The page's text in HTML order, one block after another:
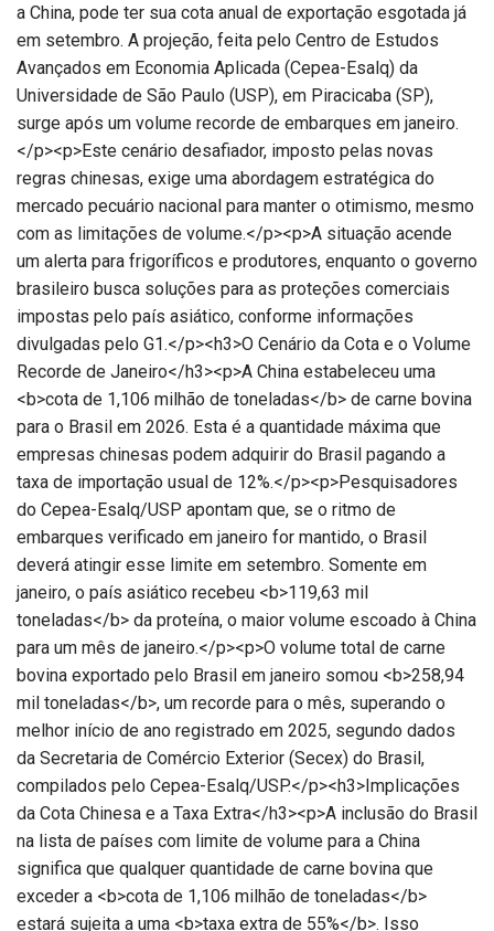
a China, pode ter sua cota anual de exportação esgotada já
em setembro. A projeção, feita pelo Centro de Estudos
Avançados em Economia Aplicada (Cepea-Esalq) da
Universidade de São Paulo (USP), em Piracicaba (SP),
surge após um volume recorde de embarques em janeiro.
</p><p>Este cenário desafiador, imposto pelas novas
regras chinesas, exige uma abordagem estratégica do
mercado pecuário nacional para manter o otimismo, mesmo
com as limitações de volume.</p><p>A situação acende
um alerta para frigoríficos e produtores, enquanto o governo
brasileiro busca soluções para as proteções comerciais
impostas pelo país asiático, conforme informações
divulgadas pelo G1.</p><h3>O Cenário da Cota e o Volume
Recorde de Janeiro</h3><p>A China estabeleceu uma
<b>cota de 1,106 milhão de toneladas</b> de carne bovina
para o Brasil em 2026. Esta é a quantidade máxima que
empresas chinesas podem adquirir do Brasil pagando a
taxa de importação usual de 12%.</p><p>Pesquisadores
do Cepea-Esalq/USP apontam que, se o ritmo de
embarques verificado em janeiro for mantido, o Brasil
deverá atingir esse limite em setembro. Somente em
janeiro, o país asiático recebeu <b>119,63 mil
toneladas</b> da proteína, o maior volume escoado à China
para um mês de janeiro.</p><p>O volume total de carne
bovina exportado pelo Brasil em janeiro somou <b>258,94
mil toneladas</b>, um recorde para o mês, superando o
melhor início de ano registrado em 2025, segundo dados
da Secretaria de Comércio Exterior (Secex) do Brasil,
compilados pelo Cepea-Esalq/USP.</p><h3>Implicações
da Cota Chinesa e a Taxa Extra</h3><p>A inclusão do Brasil
na lista de países com limite de volume para a China
significa que qualquer quantidade de carne bovina que
exceder a <b>cota de 1,106 milhão de toneladas</b>
estará sujeita a uma <b>taxa extra de 55%</b>. Isso